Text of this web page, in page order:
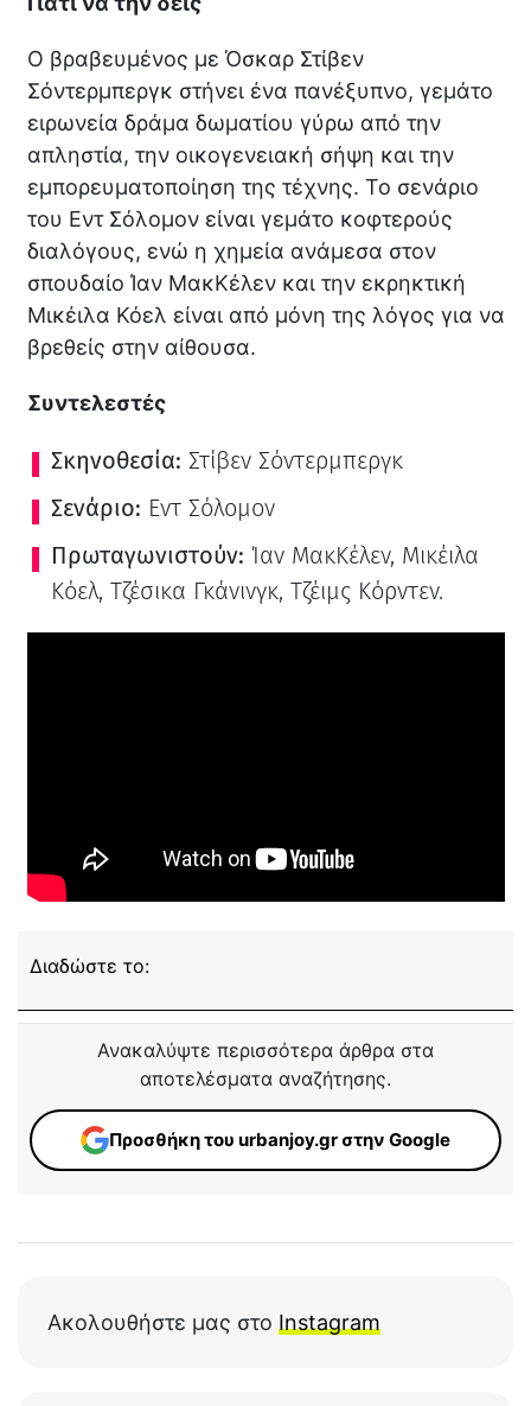
Ο βραβευμένος με Όσκαρ Στίβεν
Σόντερμπεργκ στήνει ένα πανέξυπνο, γεμάτο
ειρωνεία δράμα δωματίου γύρω από την
απληστία, την οικογενειακή σήψη και την
εμπορευματοποίηση της τέχνης. Το σενάριο
του Εντ Σόλομον είναι γεμάτο κοφτερούς
διαλόγους, ενώ η χημεία ανάμεσα στον
σπουδαίο Ίαν ΜακΚέλεν και την εκρηκτική
Μικέιλα Κόελ είναι από μόνη της λόγος για να
βρεθείς στην αίθουσα.
Συντελεστές
Σκηνοθεσία: Στίβεν Σόντερμπεργκ
Σενάριο: Εντ Σόλομον
Πρωταγωνιστούν: Ίαν ΜακΚέλεν, Μικέιλα
Κόελ, Τζέσικα Γκάνινγκ, Τζέιμς Κόρντεν.
Διαδώστε το:
Ανακαλύψτε περισσότερα άρθρα στα
αποτελέσματα αναζήτησης.
Προσθήκη του urbanjoy.gr στην Google
Ακολουθήστε μας στο Instagram